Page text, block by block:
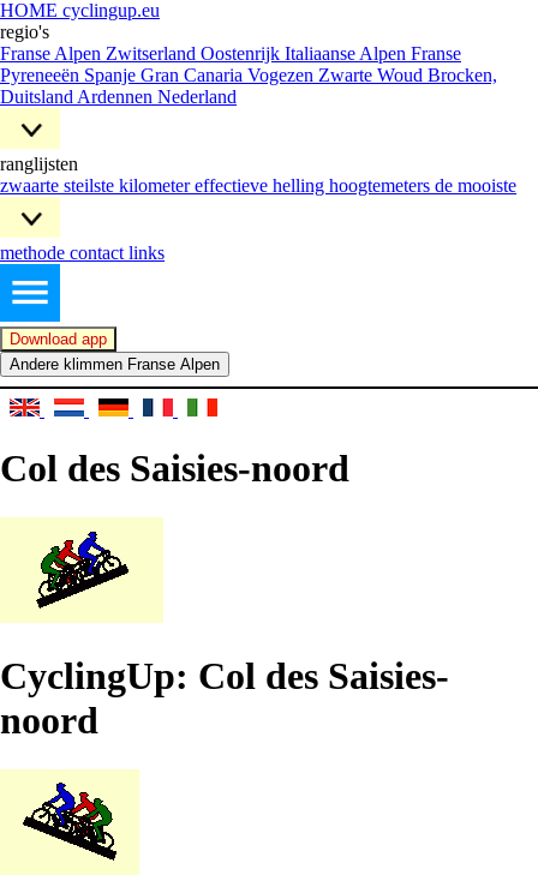
HOME cyclingup.eu
regio's
Franse Alpen Zwitserland Oostenrijk Italiaanse Alpen Franse
Pyreneeën Spanje Gran Canaria Vogezen Zwarte Woud Brocken,
Duitsland Ardennen Nederland
ranglijsten
zwaarte steilste kilometereffectieve helling hoogtemeters de mooiste
methode contact links
Download app
Andere klimmen Franse Alpen
Col des Saisies-noord
CyclingUp: Col des Saisies-
noord